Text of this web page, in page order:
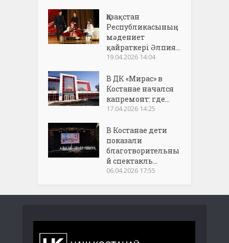
Қазақстан
Республикасының
мәдениет
қайраткері Әлпия...
19.04.2026 14:04
В ДК «Мирас» в
Костанае начался
капремонт: где...
17.04.2026 14:25
В Костанае дети
показали
благотворительны
й спектакль...
06.04.2026 17:55